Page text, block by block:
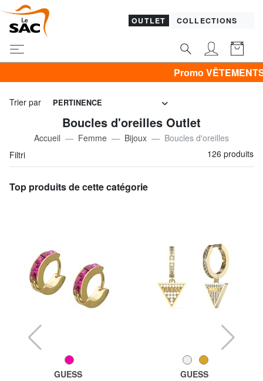
OUTLET COLLECTIONS
Promo VÊTEMENTS -30% | -40% | -
Trier par PERTINENCE
Boucles d'oreilles Outlet
Accueil Femme Bijoux
Boucles d'oreilles
Filtri
126 produits
Top produits de cette catégorie
GUESS
GUESS